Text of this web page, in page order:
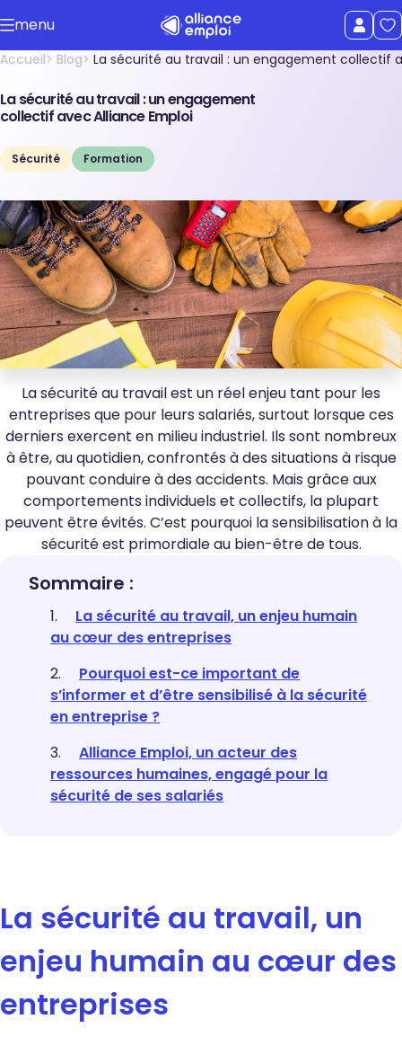
Accéder au contenu principal
Afficher le
menu
le menu
Accueil Blog La sécurité au travail : un engagement collectif
La sécurité au travail : un engagement
collectif avec Alliance Emploi
Sécurité Formation
La sécurité au travail est un réel enjeu tant pour les
entreprises que pour leurs salariés, surtout lorsque ces
derniers exercent en milieu industriel. Ils sont nombreux
à être, au quotidien, confrontés à des situations à risque
pouvant conduire à des accidents. Mais grâce aux
comportements individuels et collectifs, la plupart
peuvent être évités. C’est pourquoi la sensibilisation à la
sécurité est primordiale au bien-être de tous.
Sommaire :
La sécurité au travail, un enjeu humain
au cœur des entreprises
Pourquoi est-ce important de
s’informer et d’être sensibilisé à la sécurité
en entreprise ?
Alliance Emploi, un acteur des
ressources humaines, engagé pour la
sécurité de ses salariés
La sécurité au travail, un
enjeu humain au cœur des
entreprises